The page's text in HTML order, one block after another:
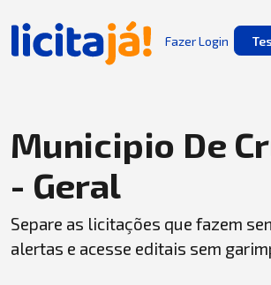
Fazer Login
Municipio De
- Geral
Separe as licitações que fazem
alertas e acesse editais sem